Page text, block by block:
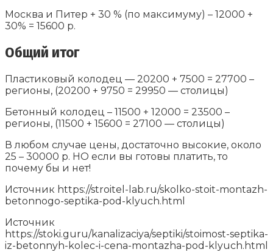
Москва и Питер + 30 % (по максимуму) – 12000 +
30% = 15600 р.
Общий итог
Пластиковый колодец — 20200 + 7500 = 27700 –
регионы, (20200 + 9750 = 29950 — столицы)
Бетонный колодец – 11500 + 12000 = 23500 –
регионы, (11500 + 15600 = 27100 — столицы)
В любом случае цены, достаточно высокие, около
25 – 30000 р. НО если вы готовы платить, то
почему бы и нет!
Источник https://stroitel-lab.ru/skolko-stoit-montazh-
betonnogo-septika-pod-klyuch.html
Источник
https://stoki.guru/kanalizaciya/septiki/stoimost-septika-
iz-betonnyh-kolec-i-cena-montazha-pod-klyuch.html